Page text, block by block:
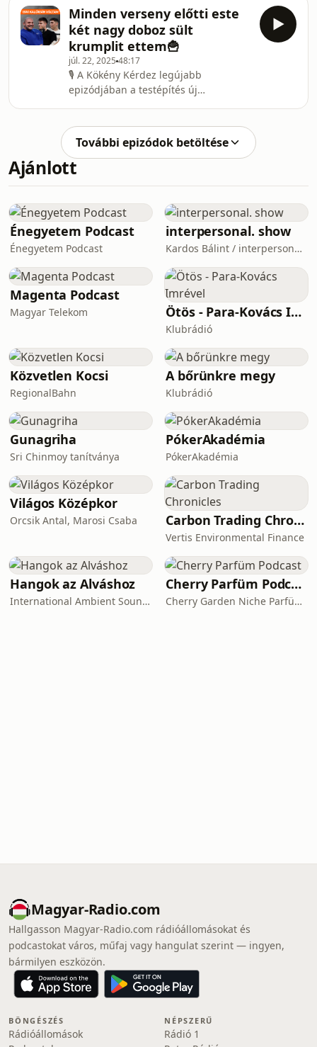
is: mekkora szerepet j
karrierjének, a kezdetektől a WABBA
és IFBB világbajnoki dobogós
helyezéseken át a teremvezetői
munkájáig. Megtudhatod, mik a tervei
a jövőre nézve, és milyen tanácsot
adna a fiatal testépítőknek. Tarts
velünk és inspirálódj Vörös Zoli
gondolataiból! #VörösZoli #Testépítés
Minden verseny előtti este
két nagy doboz sült
krumplit ettem🍟
júl. 22, 2025 48:17
🎙️ A Kökény Kérdez legújabb
epizódjában a testépítés új
Bence és Vörös Benjamin ülnek le
Kökény Bélával beszélgetni. 🏆 Bence
lenyűgöző színpadi jelenlétével, Beni
pedig brutális szimmetriájával
elmesélik, hogyan jutottak idáig,
milyen motiváció hajtja őket nap mint
nap, és mi a véleményük a testé
További epizódok betöltése
Ajánlott
Énegyetem Podcast
Énegyetem Podcast
interpersonal. show
Kardos Bálint / interpersonal.host
Magenta Podcast
Magyar Telekom Ötös - Para-Kovács Imrével
Klubrádió
Közvetlen Kocsi
RegionalBahn
A bőrünkre megy
Klubrádió
Gunagriha
Sri Chinmoy tanítványa
PókerAkadémia
PókerAkadémia
Világos Középkor
Orcsik Antal, Marosi Csaba Carbon Trading Chronicles
Vertis Environmental Finance
Hangok az Alváshoz
International Ambient Sounds
Cherry Parfüm Podcast
Cherry Garden Niche Parfüméria
Magyar-Radio.com
Hallgasson Magyar-Radio.com rádióállomásokat és
podcastokat város, műfaj vagy hangulat szerint — ingyen,
bármilyen eszközön.
BÖNGÉSZÉS
Rádióállomások
NÉPSZERŰ
Rádió 1